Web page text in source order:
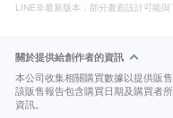
LINE非最新版本，部分畫面設計可能與
關於提供給創作者的資訊
本公司收集相關購買數據以提供販售
該販售報告包含購買日期及購買者
資訊。